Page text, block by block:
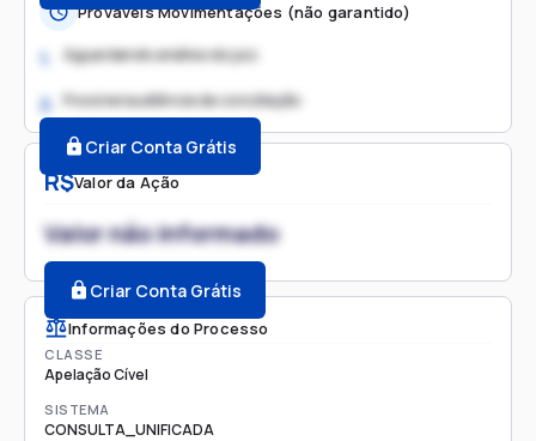
R$Valor da Ação
Valor não informado
Criar Conta Grátis
Informações do Processo
CLASSE
Apelação Cível
SISTEMA
CONSULTA_UNIFICADA
Prováveis Movimentações (não garantido)
1. Aguardando análise do juiz
2. Possível audiência de conciliação
Criar Conta Grátis